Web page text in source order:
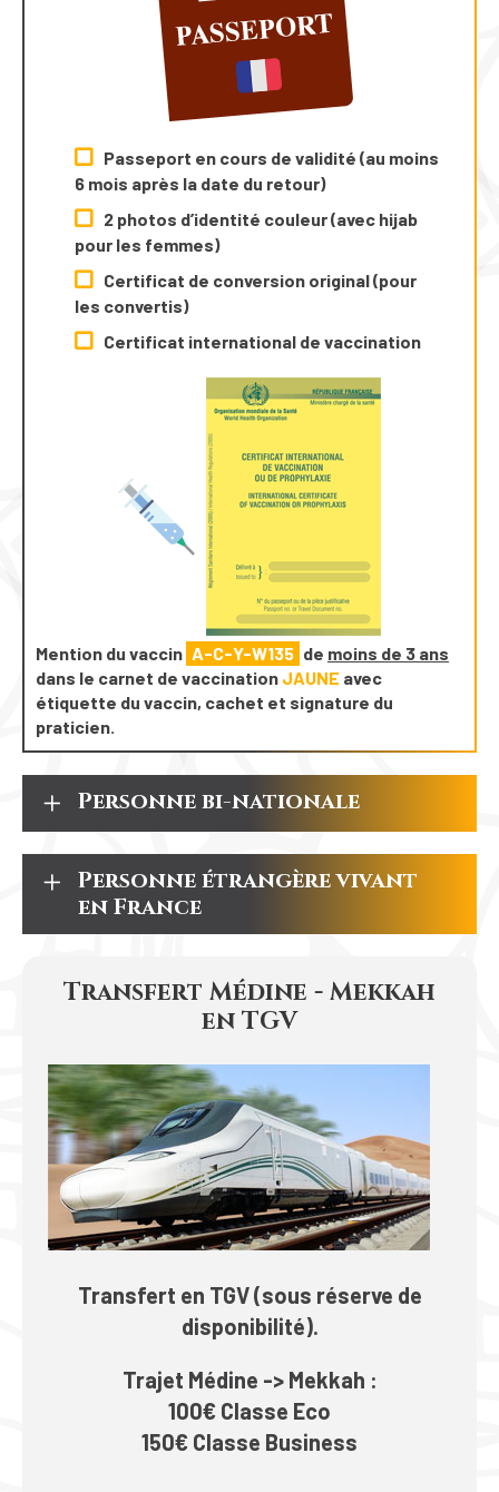
Passeport en cours de validité (au moins
6 mois après la date du retour)
2 photos d’identité couleur (avec hijab
pour les femmes)
Certificat de conversion original(pour
les convertis)
Certificat international de vaccination
Mention du vaccin A-C-Y-W135 de moins de 3 ans
dans le carnet de vaccination JAUNE avec
étiquette du vaccin, cachet et signature du
praticien.
Personne bi-nationale
Personne étrangère vivant
en France
Transfert Médine - Mekkah
en TGV
Transfert en TGV (sous réserve de
disponibilité).
Trajet Médine -> Mekkah :
100€ Classe Eco
150€ Classe Business